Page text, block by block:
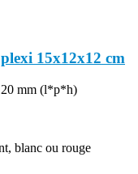
15x12x12 cm
mm (l*p*h)
blanc ou rouge